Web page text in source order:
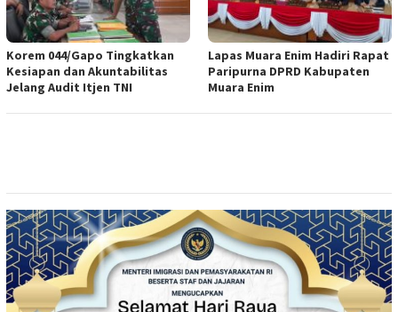
Korem 044/Gapo Tingkatkan
Kesiapan dan Akuntabilitas
Jelang Audit Itjen TNI
Lapas Muara Enim Hadiri Rapat
Paripurna DPRD Kabupaten
Muara Enim